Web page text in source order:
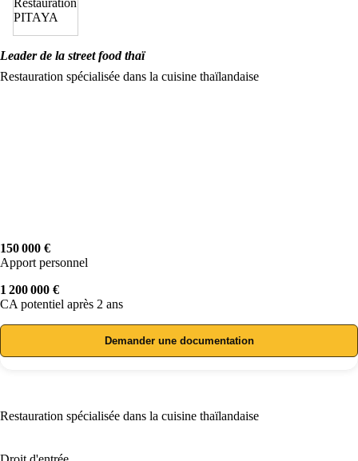
Leader de la street food thaï
Restauration spécialisée dans la cuisine thaïlandaise
150 000 €
Apport personnel
1 200 000 €
CA potentiel après 2 ans
Demander une documentation
Restauration spécialisée dans la cuisine thaïlandaise